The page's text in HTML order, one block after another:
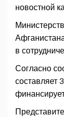
новостной
в
Согласно
составляет